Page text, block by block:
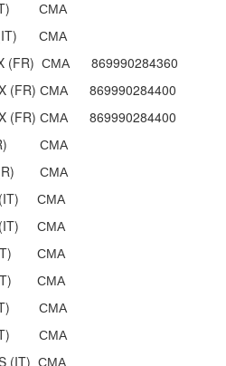
(IT) СМА
(IT) СМА
СМА 869990284360
СМА 869990284400
СМА 869990284400
(R) СМА
(R) СМА
(IT) СМА
(IT) СМА
(IT) СМА
(IT) СМА
(IT) СМА
(IT) СМА
(IT) СМА